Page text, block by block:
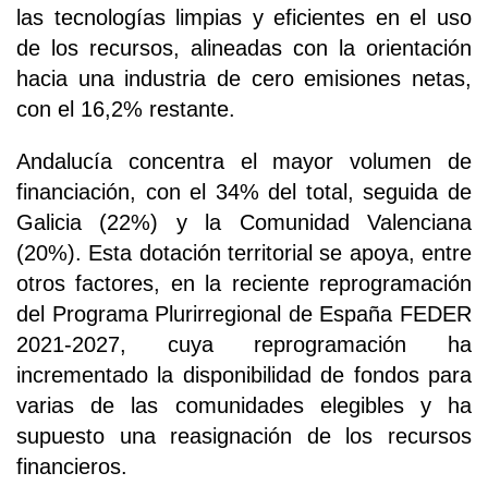
las tecnologías limpias y eficientes en el uso
de los recursos, alineadas con la orientación
hacia una industria de cero emisiones netas,
con el 16,2% restante.
Andalucía concentra el mayor volumen de
financiación, con el 34% del total, seguida de
Galicia (22%) y la Comunidad Valenciana
(20%). Esta dotación territorial se apoya, entre
otros factores, en la reciente reprogramación
del Programa Plurirregional de España FEDER
2021-2027, cuya reprogramación ha
incrementado la disponibilidad de fondos para
varias de las comunidades elegibles y ha
supuesto una reasignación de los recursos
financieros.